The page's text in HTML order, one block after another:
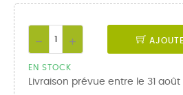
EN STOCK
Livraison prévue entre le 31